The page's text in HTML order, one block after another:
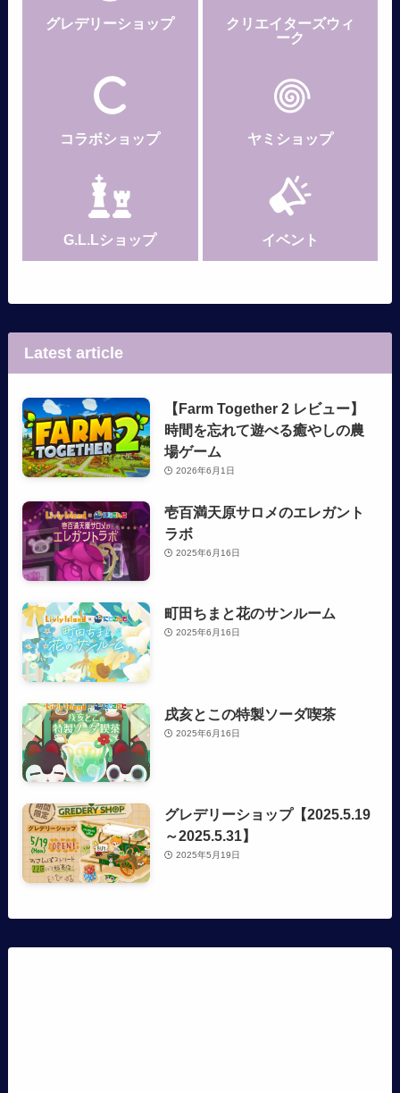
グレデリーショップ
クリエイターズウィ
ーク
コラボショップ ヤミショップ
G.L.Lショップ イベント
Latest article
【Farm Together 2 レビュー】
時間を忘れて遊べる癒やしの農
場ゲーム
2026年6月1日
壱百満天原サロメのエレガント
ラボ
2025年6月16日
町田ちまと花のサンルーム
2025年6月16日
戌亥とこの特製ソーダ喫茶
2025年6月16日
グレデリーショップ【2025.5.19
～2025.5.31】
2025年5月19日